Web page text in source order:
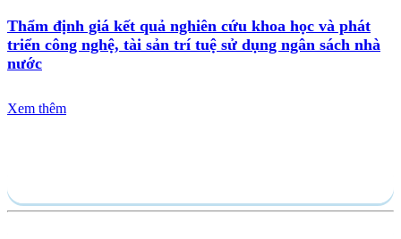
Thẩm định giá kết quả nghiên cứu khoa học và phát
triển công nghệ, tài sản trí tuệ sử dụng ngân sách nhà
nước
Xem thêm